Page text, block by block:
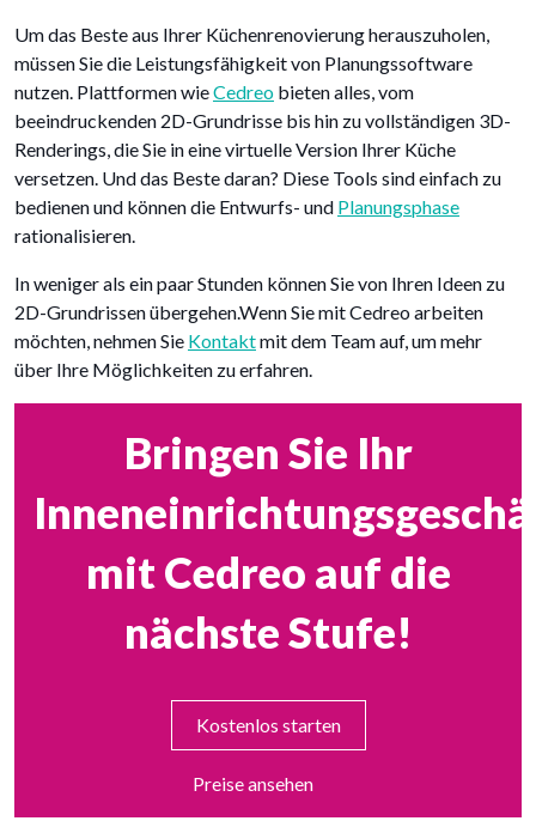
Um das Beste aus Ihrer Küchenrenovierung herauszuholen,
müssen Sie die Leistungsfähigkeit von Planungssoftware
nutzen. Plattformen wieCedreo bieten alles, vom
beeindruckenden 2D-Grundrisse bis hin zu vollständigen 3D-
Renderings, die Sie in eine virtuelle Version Ihrer Küche
versetzen. Und das Beste daran? Diese Tools sind einfach zu
bedienen und können die Entwurfs- und Planungsphase
rationalisieren.
In weniger als ein paar Stunden können Sie von Ihren Ideen zu
2D-Grundrissen übergehen.Wenn Sie mit Cedreo arbeiten
möchten, nehmen Sie Kontaktmit dem Team auf, um mehr
über Ihre Möglichkeiten zu erfahren.
Bringen Sie Ihr
mit Cedreo auf die
nächste Stufe!
Kostenlos starten
Preise ansehen